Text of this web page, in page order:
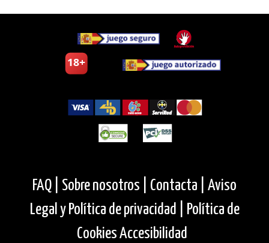
FAQ | Sobre nosotros | Contacta |
Aviso
Legal y Política de privacidad |
Política de
CookiesAccesibilidad